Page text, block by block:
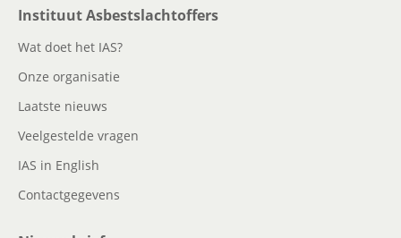
Instituut Asbestslachtoffers
Wat doet het IAS?
Onze organisatie
Laatste nieuws
Veelgestelde vragen
IAS in English
Contactgegevens